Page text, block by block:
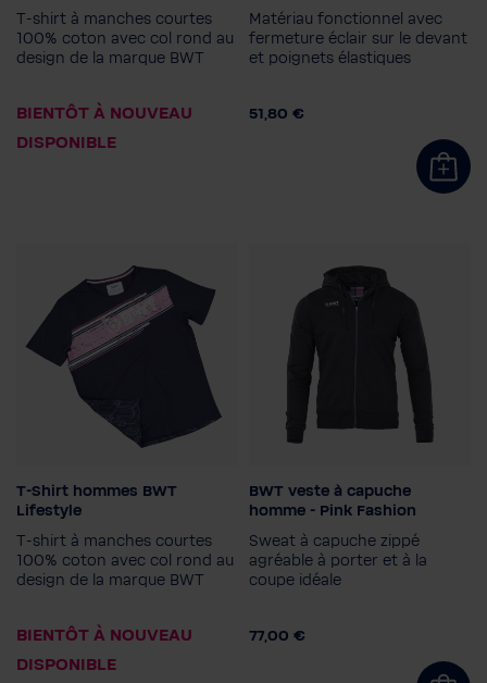
Taille femme
42
34
T-shirt à manches courtes
100% coton avec col rond au
design de la marque BWT
BIENTÔT À NOUVEAU
DISPONIBLE
Matériau fonctionnel avec
fermeture éclair sur le devant
et poignets élastiques
51,80 €
T-Shirt hommes BWT
Lifestyle
T-shirt à manches courtes
100% coton avec col rond au
design de la marque BWT
BIENTÔT À NOUVEAU
DISPONIBLE
Sexe
Hommes
Taille homme
S
BWT veste à capuche
homme - Pink Fashion
Sweat à capuche zippé
agréable à porter et à la
coupe idéale
77,00 €